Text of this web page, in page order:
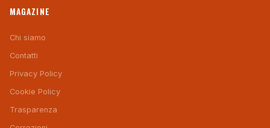
MAGAZINE
Chi siamo
Contatti
Privacy Policy
Cookie Policy
Trasparenza